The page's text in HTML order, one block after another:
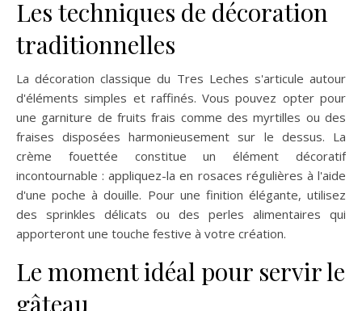
Les techniques de décoration
traditionnelles
La décoration classique du Tres Leches s'articule autour
d'éléments simples et raffinés. Vous pouvez opter pour
une garniture de fruits frais comme des myrtilles ou des
fraises disposées harmonieusement sur le dessus. La
crème fouettée constitue un élément décoratif
incontournable : appliquez-la en rosaces régulières à l'aide
d'une poche à douille. Pour une finition élégante, utilisez
des sprinkles délicats ou des perles alimentaires qui
apporteront une touche festive à votre création.
Le moment idéal pour servir le
gâteau